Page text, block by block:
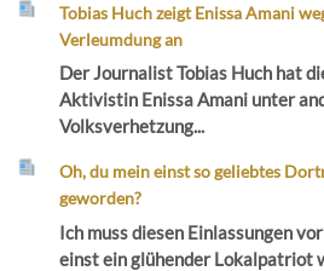
Tobias Huch zeigt Enissa Amani
Verleumdung an
Der Journalist Tobias Huch hat
Aktivistin Enissa Amani unter
Volksverhetzung...
Oh, du mein einst so geliebtes
geworden?
Ich muss diesen Einlassungen
einst ein glühender Lokalpatriot